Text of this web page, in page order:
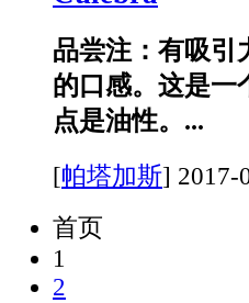
品尝注：有吸引
的口感。这是一
点是油性。...
[帕塔加斯]
首页
1
2